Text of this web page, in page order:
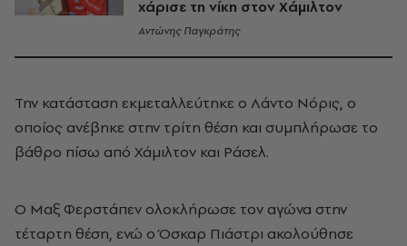
χάρισε τη νίκη στον Χάμιλτον
Αντώνης Παγκράτης
Την κατάσταση εκμεταλλεύτηκε ο Λάντο Νόρις, ο
οποίος ανέβηκε στην τρίτη θέση και συμπλήρωσε το
βάθρο πίσω από Χάμιλτον και Ράσελ.
Ο Μαξ Φερστάπεν ολοκλήρωσε τον αγώνα στην
τέταρτη θέση, ενώ ο Όσκαρ Πιάστρι ακολούθησε